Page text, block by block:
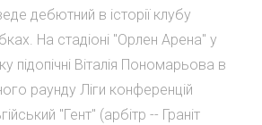
дебютний в історії клубу
На стадіоні "Орлен Арена" у
підопічні Віталія Пономарьова в
раунду Ліги конференцій
"Гент" (арбітр -- Граніт